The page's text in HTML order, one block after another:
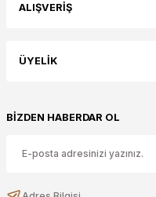
BİZDEN HABERDAR OL
ALIŞVERİŞ
ÜYELİK